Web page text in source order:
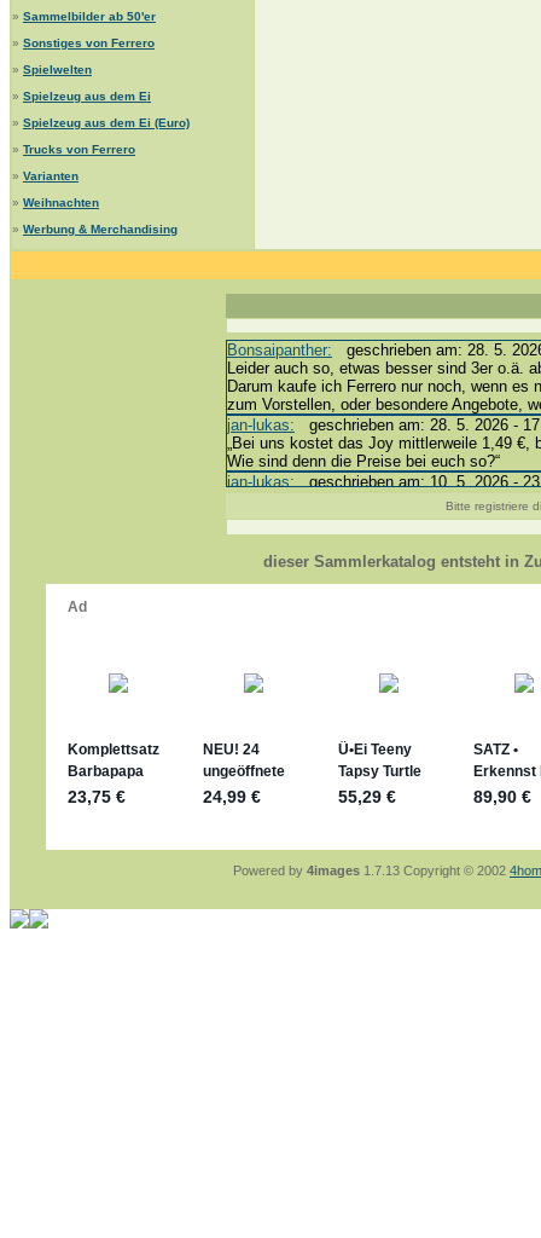
» Sammelbilder ab 50'er
» Sonstiges von Ferrero
» Spielwelten
» Spielzeug aus dem Ei
» Spielzeug aus dem Ei (Euro)
» Trucks von Ferrero
» Varianten
» Weihnachten
» Werbung & Merchandising
Bonsaipanther: geschrieben am: 28. 5.
Leider auch so, etwas besser sind 3er o.ä.
Darum kaufe ich Ferrero nur noch, wenn es
zum Vorstellen, oder besondere Angebote,
jan-lukas: geschrieben am: 28. 5. 2026 -
„Bei uns kostet das Joy mittlerweile 1,49 €,
Wie sind denn die Preise bei euch so?“
jan-lukas:geschrieben am: 10. 5. 2026 -
Bonsaipanther:geschrieben am: 10. 5.
@ Harald
https://www.ue-ei-portal-
Dein Enkel sollte zur Strafe die nächsten 3
jan-lukas:
geschrieben am: 29. 4. 2026 -
https://www.ferrero-
stimmt, jetzt fällt es mir auch ein
*Bussi*
geschrieben am: 28. 4.
So habe ich das in Erinnerung ... oder?
jan-lukas:geschrieben am: 28. 4. 2026 -
Bitte registriere
dieser Sammlerkatalog entsteht in
Powered by 4images 1.7.13 Copyright © 2002